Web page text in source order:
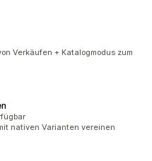
Verkäufen + Katalogmodus zum
nativen Varianten vereinen